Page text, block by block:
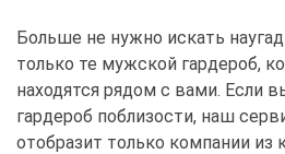
Больше не нужно искать
только те мужской гардероб,
находятся рядом с вами. Если
гардероб поблизости, наш
отобразит только компании из